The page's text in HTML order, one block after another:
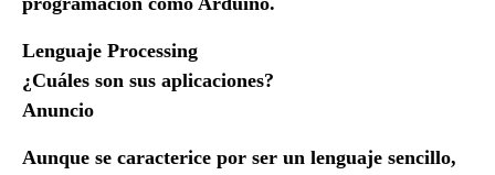
Lenguaje Processing
¿Cuáles son sus aplicaciones?
Anuncio
Aunque se caracterice por ser un lenguaje sencillo,